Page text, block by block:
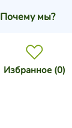
Избранное (0)
Почему мы?